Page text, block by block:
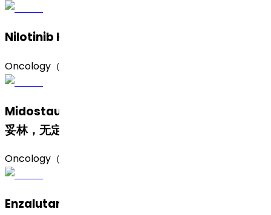
Nilotinib Hydrochloride（盐酸尼洛替尼）
Oncology（肿瘤）
Midostaurin (Amorphous and Form II)（米哚
妥林，无定形及 II 晶型）
Oncology（肿瘤）
Enzalutamide（恩扎卢胺)